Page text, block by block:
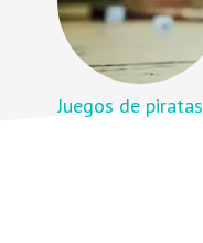
Juegos de piratas